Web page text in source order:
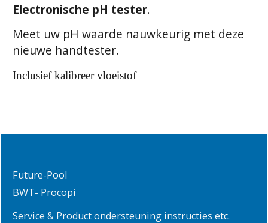
Electronische pH tester.
Meet uw pH waarde nauwkeurig met deze
nieuwe handtester.
Inclusief kalibreer vloeistof
Future-Pool
BWT- Procopi
Service & Product ondersteuning instructies etc.